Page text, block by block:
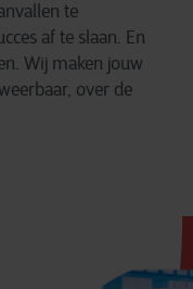
te
af te slaan. En
Wij maken jouw
over de